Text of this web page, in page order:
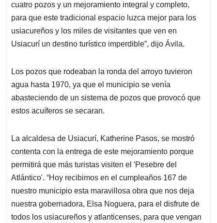
cuatro pozos y un mejoramiento integral y completo,
para que este tradicional espacio luzca mejor para los
usiacureños y los miles de visitantes que ven en
Usiacurí un destino turístico imperdible”, dijo Ávila.
Los pozos que rodeaban la ronda del arroyo tuvieron
agua hasta 1970, ya que el municipio se venía
abasteciendo de un sistema de pozos que provocó que
estos acuíferos se secaran.
La alcaldesa de Usiacurí, Katherine Pasos, se mostró
contenta con la entrega de este mejoramiento porque
permitirá que más turistas visiten el 'Pesebre del
Atlántico'. “Hoy recibimos en el cumpleaños 167 de
nuestro municipio esta maravillosa obra que nos deja
nuestra gobernadora, Elsa Noguera, para el disfrute de
todos los usiacureños y atlanticenses, para que vengan